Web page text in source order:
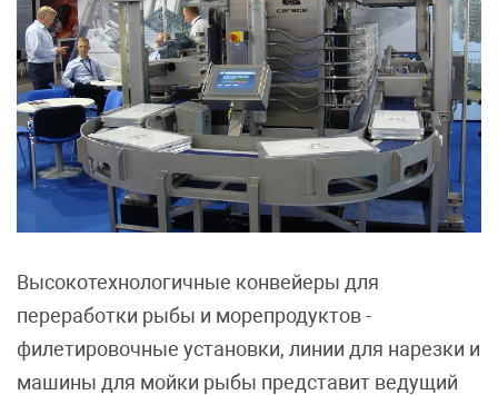
Высокотехнологичные конвейеры для
переработки рыбы и морепродуктов -
филетировочные установки, линии для нарезки и
машины для мойки рыбы представит ведущий